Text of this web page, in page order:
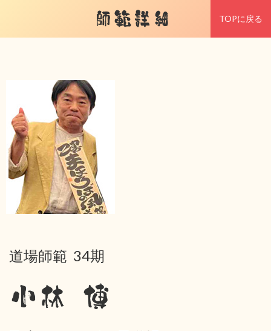
師範詳細 TOPに戻る
道場師範 34期
小林 博